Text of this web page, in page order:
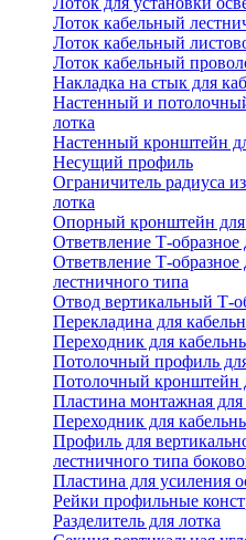
Лоток кабельный
Лоток кабельный
Лоток кабельный
Накладка на стык для
Настенный и
лотка
Настенный кронштейн
Несущий профиль
Ограничитель радиуса
лотка
Опорный кронштейн для
Ответвление Т-образное
Ответвление Т-образное
лестничного типа
Отвод вертикальный Т-
Перекладина для
Переходник для
Потолочный профиль
Потолочный кронштейн
Пластина монтажная для
Переходник для
Профиль для
лестничного типа
Пластина для усиления
Рейки профильные
Разделитель для лотка